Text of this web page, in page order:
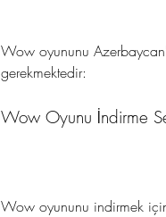
Wow oyununu
gerekmektedir:
Wow Oyunu İndirme
Wow oyununu indirmek